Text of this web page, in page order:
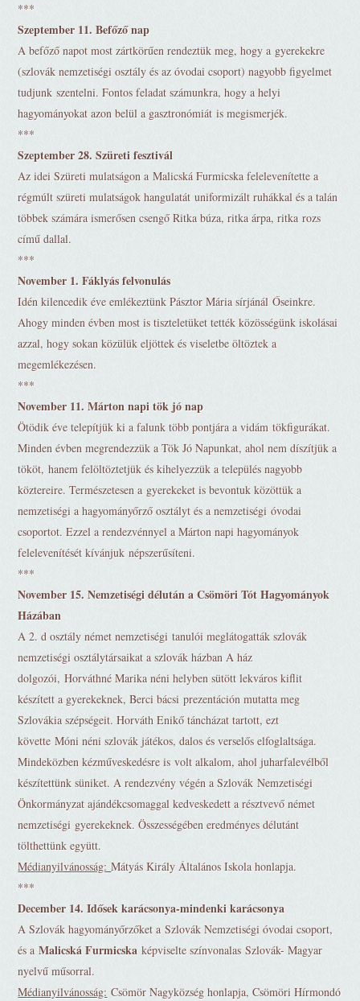
***
Szeptember 11. Befőző nap
A befőző napot most zártkörűen rendeztük meg, hogy a gyerekekre
(szlovák nemzetiségi osztály és az óvodai csoport) nagyobb figyelmet
tudjunk szentelni. Fontos feladat számunkra, hogy a helyi
hagyományokat azon belül a gasztronómiát is megismerjék.
***
Szeptember 28. Szüreti fesztivál
Az idei Szüreti mulatságon a Malicská Furmicska felelevenítette a
régmúlt szüreti mulatságok hangulatát uniformizált ruhákkal és a talán
többek számára ismerősen csengő Ritka búza, ritka árpa, ritka rozs
című dallal.
***
November 1. Fáklyás felvonulás
Idén kilencedik éve emlékeztünk Pásztor Mária sírjánál Őseinkre.
Ahogy minden évben most is tiszteletüket tették közösségünk iskolásai
azzal, hogy sokan közülük eljöttek és viseletbe öltöztek a
megemlékezésen.
***
November 11. Márton napi tök jó nap
Ötödik éve telepítjük ki a falunk több pontjára a vidám tökfigurákat.
Minden évben megrendezzük a Tök Jó Napunkat, ahol nem díszítjük a
tököt, hanem felöltöztetjük és kihelyezzük a település nagyobb
köztereire. Természetesen a gyerekeket is bevontuk közöttük a
nemzetiségi a hagyományőrző osztályt és a nemzetiségi óvodai
csoportot. Ezzel a rendezvénnyel a Márton napi hagyományok
felelevenítését kívánjuk népszerűsíteni.
***
November 15. Nemzetiségi délután a Csömöri Tót Hagyományok
Házában
A 2. d osztály német nemzetiségi tanulói meglátogatták szlovák
nemzetiségi osztálytársaikat a szlovák házban A ház
dolgozói, Horváthné Marika néni helyben sütött lekváros kiflit
készített a gyerekeknek, Berci bácsi prezentáción mutatta meg
Szlovákia szépségeit. Horváth Enikő táncházat tartott, ezt
követte Móni néni szlovák játékos, dalos és verselős elfoglaltsága.
Mindeközben kézműveskedésre is volt alkalom, ahol juharfalevélből
készítettünk süniket. A rendezvény végén a Szlovák Nemzetiségi
Önkormányzat ajándékcsomaggal kedveskedett a résztvevő német
nemzetiségi gyerekeknek. Összességében eredményes délutánt
tölthettünk együtt.
Médianyilvánosság:Mátyás Király Általános Iskola honlapja.
***
December 14. Idősek karácsonya-mindenki karácsonya
A Szlovák hagyományőrzőket a Szlovák Nemzetiségi óvodai csoport,
és aMalicská Furmicskaképviselte színvonalas Szlovák- Magyar
nyelvű műsorral.
Médianyilvánosság: Csömör Nagyközség honlapja, Csömöri Hírmondó